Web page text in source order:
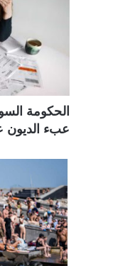
الحكومة
عبء الديون